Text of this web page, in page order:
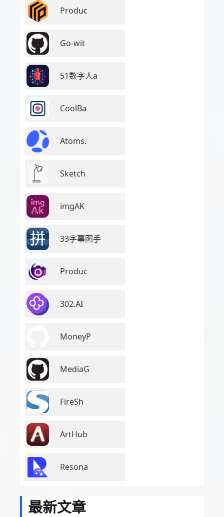
Produc
Go-wit
51数字人a
CoolBa
Atoms.
Sketch
imgAK
33字幕图手
Produc
302.AI
MoneyP
MediaG
FireSh
ArtHub
Resona
最新文章